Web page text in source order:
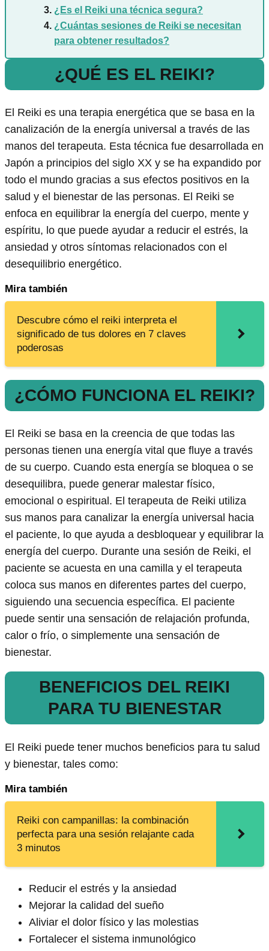
¿Es el Reiki una técnica segura?
¿Cuántas sesiones de Reiki se necesitan
para obtener resultados?
¿QUÉ ES EL REIKI?
El Reiki es una terapia energética que se basa en la
canalización de la energía universal a través de las
manos del terapeuta. Esta técnica fue desarrollada en
Japón a principios del siglo XX y se ha expandido por
todo el mundo gracias a sus efectos positivos en la
salud y el bienestar de las personas. El Reiki se
enfoca en equilibrar la energía del cuerpo, mente y
espíritu, lo que puede ayudar a reducir el estrés, la
ansiedad y otros síntomas relacionados con el
desequilibrio energético.
Mira también
Descubre cómo el reiki interpreta el
significado de tus dolores en 7 claves
poderosas
¿CÓMO FUNCIONA EL REIKI?
El Reiki se basa en la creencia de que todas las
personas tienen una energía vital que fluye a través
de su cuerpo. Cuando esta energía se bloquea o se
desequilibra, puede generar malestar físico,
emocional o espiritual. El terapeuta de Reiki utiliza
sus manos para canalizar la energía universal hacia
el paciente, lo que ayuda a desbloquear y equilibrar la
energía del cuerpo. Durante una sesión de Reiki, el
paciente se acuesta en una camilla y el terapeuta
coloca sus manos en diferentes partes del cuerpo,
siguiendo una secuencia específica. El paciente
puede sentir una sensación de relajación profunda,
calor o frío, o simplemente una sensación de
bienestar.
BENEFICIOS DEL REIKI
PARA TU BIENESTAR
El Reiki puede tener muchos beneficios para tu salud
y bienestar, tales como:
Mira también
Reiki con campanillas: la combinación
perfecta para una sesión relajante cada
3 minutos
Reducir el estrés y la ansiedad
Mejorar la calidad del sueño
Aliviar el dolor físico y las molestias
Fortalecer el sistema inmunológico